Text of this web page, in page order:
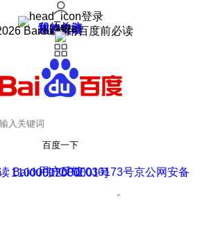
登录
我的关注
我的收藏
皮肤中心
用户反馈
设置
Baidu 使用百度前必读
百度一下
用户反馈
Baidu 京ICP证030173号
京公网安备11000002000001号